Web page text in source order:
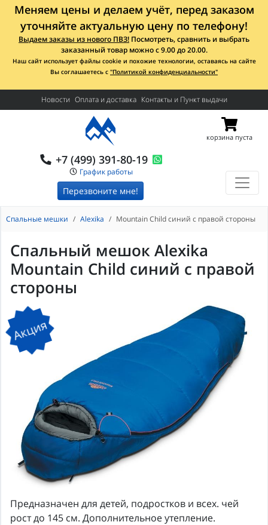
Меняем цены и делаем учёт, перед заказом
уточняйте актуальную цену по телефону!
Выдаем заказы из нового ПВЗ! Посмотреть, сравнить и выбрать
заказанный товар можно с 9.00 до 20.00.
Наш сайт использует файлы cookie и похожие технологии, оставаясь на сайте
Вы соглашаетесь с "Политикой конфиденциальности"
Новости Оплата и доставка Контакты и Пункт выдачи
+7 (499) 391-80-19
График работы
Перезвоните мне!
корзина пуста
Спальные мешки Alexika Mountain Child синий с правой стороны
Спальный мешок Alexika
Mountain Child синий с правой
стороны
Акция
Предназначен для детей, подростков и всех. чей
рост до 145 см. Дополнительное утепление.